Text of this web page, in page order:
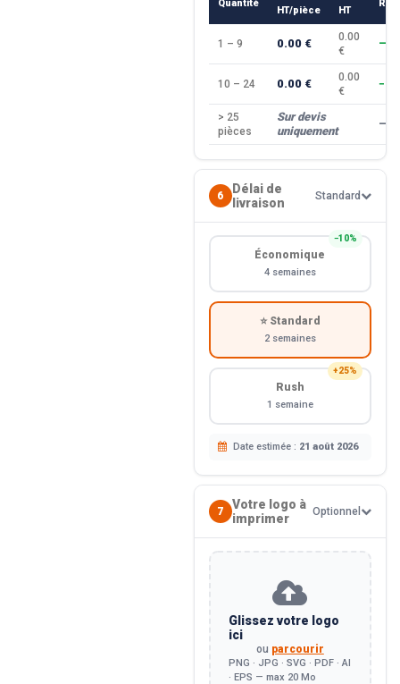
Quantité
HT/pièce
HT
1 – 9 0.00 €
0.00
€
—
10 – 24 0.00 €
0.00
€
> 25
pièces
Sur devis
uniquement
—
6
Délai de
livraison
Standard
−10%
Économique
4 semaines
⭐ Standard
2 semaines
+25%
Rush
1 semaine
Date estimée : 21 août 2026
7
Votre logo à
imprimer
Optionnel
Glissez votre logo
ici
ou parcourir
PNG · JPG · SVG · PDF · AI
· EPS — max 20 Mo